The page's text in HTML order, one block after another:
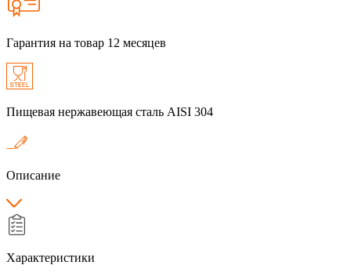
Гарантия на товар 12 месяцев
Пищевая нержавеющая сталь AISI 304
Описание
Характеристики